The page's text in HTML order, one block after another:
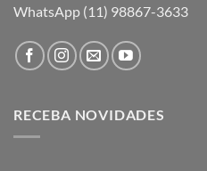
WhatsApp (11) 98867-3633
RECEBA NOVIDADES